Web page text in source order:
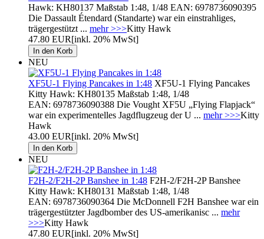
Hawk: KH80137 Maßstab 1:48, 1/48 EAN: 6978736090395
Die Dassault Étendard (Standarte) war ein einstrahliges,
trägergestützt ... mehr >>>Kitty Hawk
47.80 EUR[inkl. 20% MwSt]
NEU
XF5U-1 Flying Pancakes in 1:48 XF5U-1 Flying Pancakes
Kitty Hawk: KH80135 Maßstab 1:48, 1/48
EAN: 6978736090388 Die Vought XF5U „Flying Flapjack“
war ein experimentelles Jagdflugzeug der U ... mehr >>>Kitty
Hawk
43.00 EUR[inkl. 20% MwSt]
NEU
F2H-2/F2H-2P Banshee in 1:48 F2H-2/F2H-2P Banshee
Kitty Hawk: KH80131 Maßstab 1:48, 1/48
EAN: 6978736090364 Die McDonnell F2H Banshee war ein
trägergestützter Jagdbomber des US-amerikanisc ... mehr
>>>Kitty Hawk
47.80 EUR[inkl. 20% MwSt]